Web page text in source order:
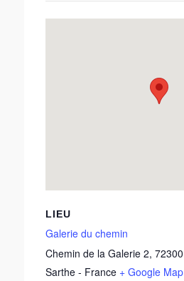
LIEU
Galerie du chemin
Chemin de la Galerie 2, 72300
Sarthe - France + Google Map